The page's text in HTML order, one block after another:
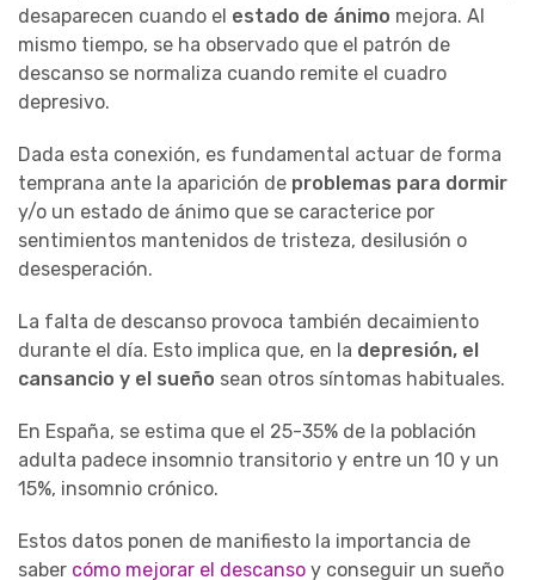
desaparecen cuando el estado de ánimo mejora. Al
mismo tiempo, se ha observado que el patrón de
descanso se normaliza cuando remite el cuadro
depresivo.
Dada esta conexión, es fundamental actuar de forma
temprana ante la aparición de problemas para dormir
y/o un estado de ánimo que se caracterice por
sentimientos mantenidos de tristeza, desilusión o
desesperación.
La falta de descanso provoca también decaimiento
durante el día. Esto implica que, en la depresión, el
cansancio y el sueño sean otros síntomas habituales.
En España, se estima que el 25-35% de la población
adulta padece insomnio transitorio y entre un 10 y un
15%, insomnio crónico.
Estos datos ponen de manifiesto la importancia de
saber cómo mejorar el descanso y conseguir un sueño